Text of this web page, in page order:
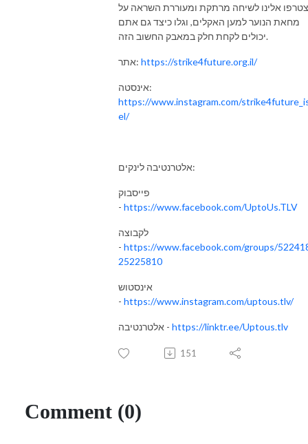
בואו לקבוצה - הכל על קיימות אורבנית -
https://www.facebook.com/groups/522418525225810
אלטרנטיבה - הפודקאסט של Up to Us - כאן - https://linktr.ee/Uptous.tlv
אלינו לשיחה מרתקת ומעוררת השראה על
מחאת הנוער למען האקלים, וגלו כיצד גם אתם
יכולים לקחת חלק במאבק החשוב הזה.
אתר: https://strike4future.org.il/
אינסטה:
https://www.instagram.com/
el/
אלטרנטיבה לינקים:
פייסבוק
- https://www.facebook.com/UptoUs.TLV
לקבוצה
- https://www.facebook.com/groups/
25225810
אינסטוש
- https://www.instagram.com/uptous.tlv/
אלטרנטיבה - https://linktr.ee/Uptous.tlv
151
Comment (0)